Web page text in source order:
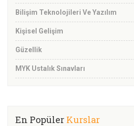
Bilişim Teknolojileri Ve Yazılım
Kişisel Gelişim
Güzellik
MYK Ustalık Sınavları
En Popüler Kurslar